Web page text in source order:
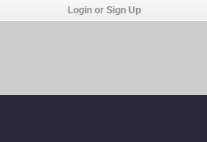
Login or Sign Up